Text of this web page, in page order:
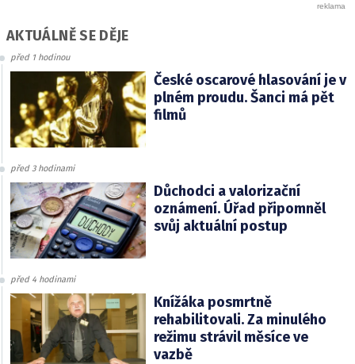
AKTUÁLNĚ SE DĚJE
před 1 hodinou
České oscarové hlasování je v
plném proudu. Šanci má pět
filmů
před 3 hodinami
Důchodci a valorizační
oznámení. Úřad připomněl
svůj aktuální postup
před 4 hodinami
Knížáka posmrtně
rehabilitovali. Za minulého
režimu strávil měsíce ve
vazbě